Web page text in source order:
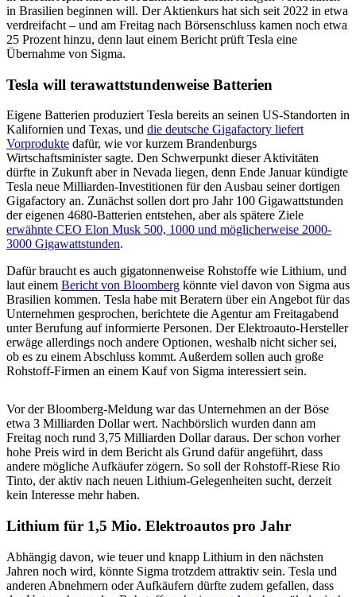
in Brasilien beginnen will. Der Aktienkurs hat sich seit 2022 in etwa
verdreifacht – und am Freitag nach Börsenschluss kamen noch etwa
25 Prozent hinzu, denn laut einem Bericht prüft Tesla eine
Übernahme von Sigma.
Tesla will terawattstundenweise Batterien
Eigene Batterien produziert Tesla bereits an seinen US-Standorten in
Kalifornien und Texas, und die deutsche Gigafactory liefert
Vorprodukte dafür, wie vor kurzem Brandenburgs
Wirtschaftsminister sagte. Den Schwerpunkt dieser Aktivitäten
dürfte in Zukunft aber in Nevada liegen, denn Ende Januar kündigte
Tesla neue Milliarden-Investitionen für den Ausbau seiner dortigen
Gigafactory an. Zunächst sollen dort pro Jahr 100 Gigawattstunden
der eigenen 4680-Batterien entstehen, aber als spätere Ziele
erwähnte CEO Elon Musk 500, 1000 und möglicherweise 2000-
3000 Gigawattstunden.
Dafür braucht es auch gigatonnenweise Rohstoffe wie Lithium, und
laut einem Bericht von Bloomberg könnte viel davon von Sigma aus
Brasilien kommen. Tesla habe mit Beratern über ein Angebot für das
Unternehmen gesprochen, berichtete die Agentur am Freitagabend
unter Berufung auf informierte Personen. Der Elektroauto-Hersteller
erwäge allerdings noch andere Optionen, weshalb nicht sicher sei,
ob es zu einem Abschluss kommt. Außerdem sollen auch große
Rohstoff-Firmen an einem Kauf von Sigma interessiert sein.
Vor der Bloomberg-Meldung war das Unternehmen an der Böse
etwa 3 Milliarden Dollar wert. Nachbörslich wurden dann am
Freitag noch rund 3,75 Milliarden Dollar daraus. Der schon vorher
hohe Preis wird in dem Bericht als Grund dafür angeführt, dass
andere mögliche Aufkäufer zögern. So soll der Rohstoff-Riese Rio
Tinto, der aktiv nach neuen Lithium-Gelegenheiten sucht, derzeit
kein Interesse mehr haben.
Lithium für 1,5 Mio. Elektroautos pro Jahr
Abhängig davon, wie teuer und knapp Lithium in den nächsten
Jahren noch wird, könnte Sigma trotzdem attraktiv sein. Tesla und
anderen Abnehmern oder Aufkäufern dürfte zudem gefallen, dass